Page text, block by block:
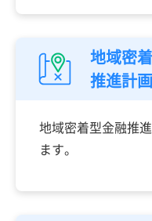
地域密
推進計画
地域密着型金融推
ます。